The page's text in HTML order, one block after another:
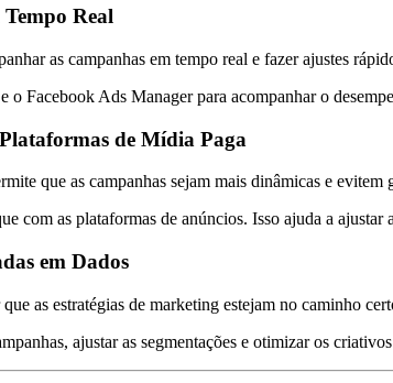
Real
as campanhas em tempo real e fazer ajustes
Facebook Ads Manager para acompanhar o
de Mídia Paga
que as campanhas sejam mais dinâmicas e
com as plataformas de anúncios. Isso ajuda a ajustar
em Dados
as estratégias de marketing estejam no caminho
ajustar as segmentações e otimizar os